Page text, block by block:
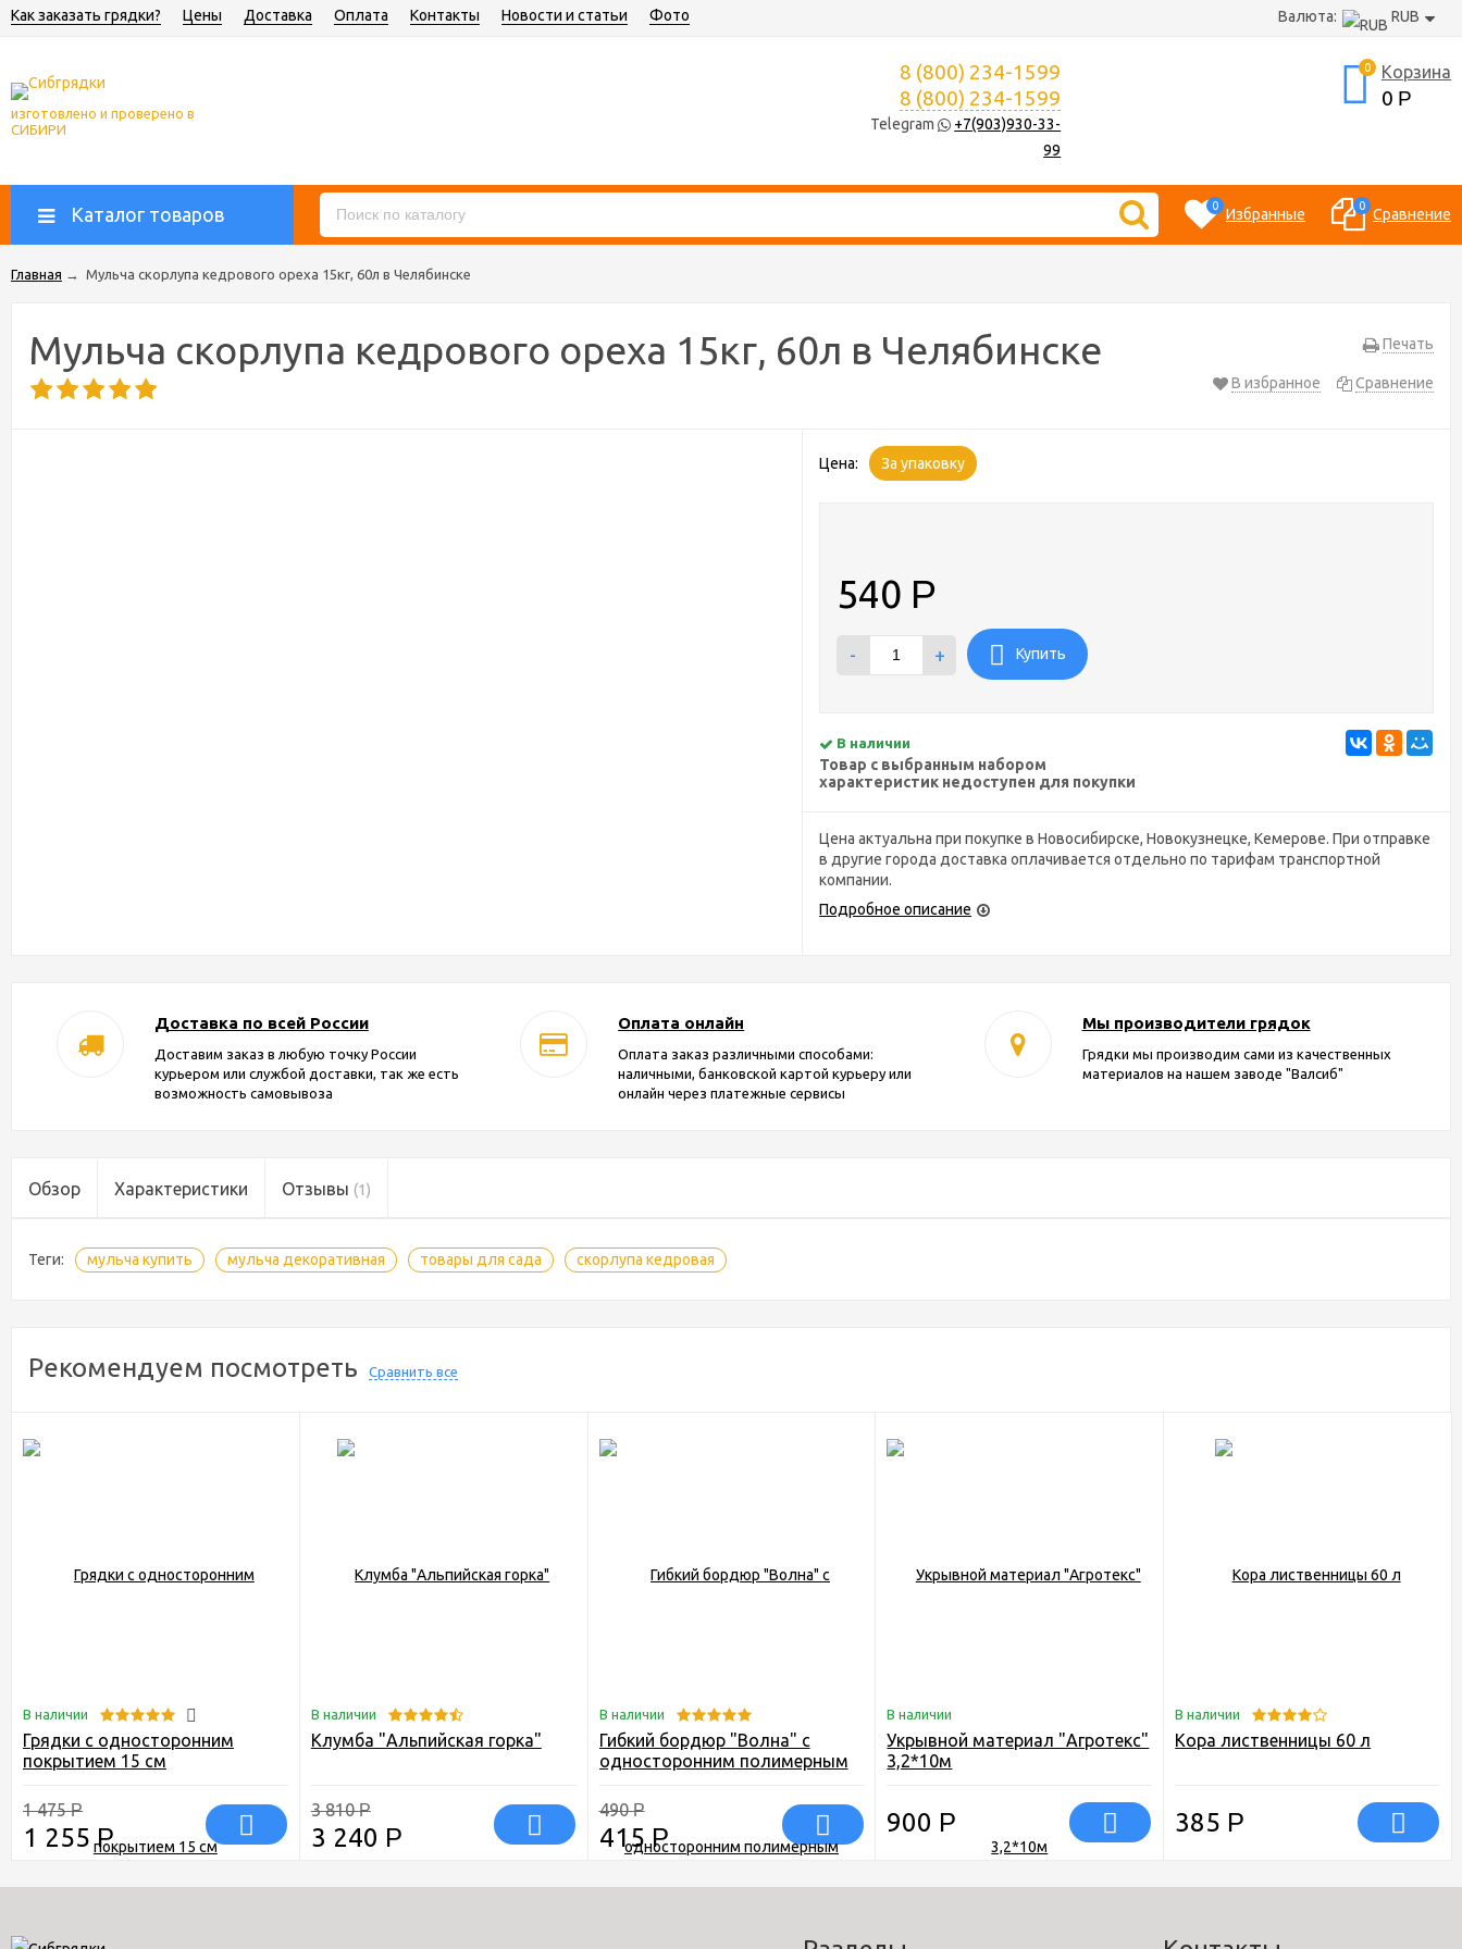
Валюта: RUB
Как заказать грядки? Цены Доставка Оплата Контакты Новости и статьи Фото
изготовлено и проверено в
СИБИРИ
8 (800) 234-1599
8 (800) 234-1599
Telegram
+7(903)930-33-
99
0 Корзина
0 Р
Каталог товаров 0 Избранные 0 Сравнение
Главная → Мульча скорлупа кедрового ореха 15кг, 60л в Челябинске
Печать
Мульча скорлупа кедрового ореха 15кг, 60л в Челябинске
В избранное Сравнение
Цена: За упаковку
540 Р
- + Купить
В наличии
Товар с выбранным набором
характеристик недоступен для покупки
Цена актуальна при покупке в Новосибирске, Новокузнецке, Кемерове. При отправке
в другие города доставка оплачивается отдельно по тарифам транспортной
компании.
Подробное описание
Доставка по всей России
Доставим заказ в любую точку России
курьером или службой доставки, так же есть
возможность самовывоза
Оплата онлайн
Оплата заказ различными способами:
наличными, банковской картой курьеру или
онлайн через платежные сервисы
Мы производители грядок
Грядки мы производим сами из качественных
материалов на нашем заводе "Валсиб"
Обзор Характеристики Отзывы (1)
Теги: мульча купить мульча декоративная товары для сада скорлупа кедровая
Рекомендуем посмотреть Сравнить все
В наличии
Грядки с односторонним
покрытием 15 см
1 475Р
1 255Р
В наличии
Клумба "Альпийская горка"
3 810Р
3 240 Р
В наличии
Гибкий бордюр "Волна" с
односторонним полимерным
490Р
415Р
В наличии
Укрывной материал "Агротекс"
3,2*10м
900 Р
В наличии
Кора лиственницы 60 л
385 Р